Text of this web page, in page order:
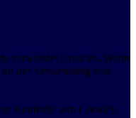
verwendet Cookies. Wenn
der Verwendung von
Kontrolle von Cookies,